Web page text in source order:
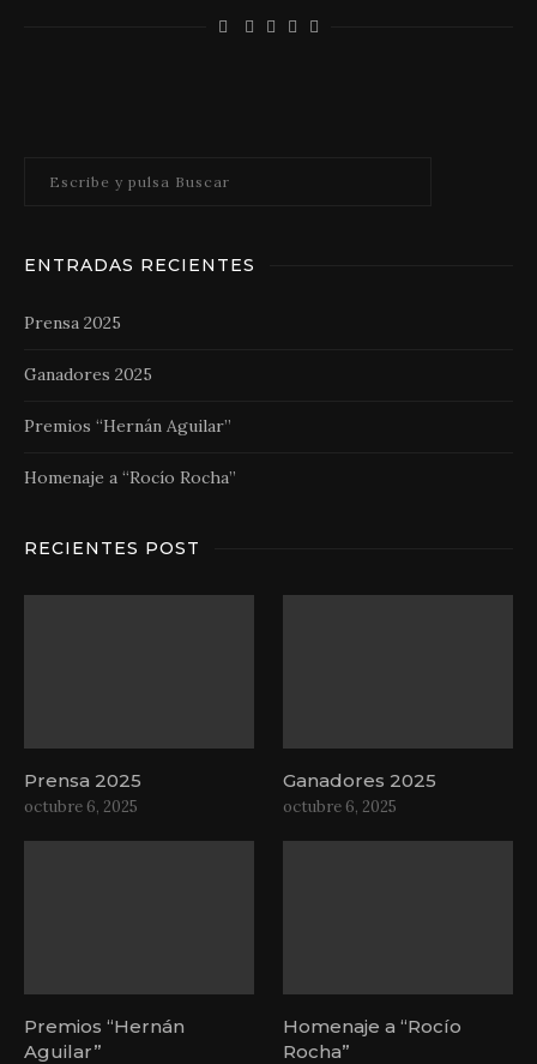
ENTRADAS RECIENTES
Prensa 2025
Ganadores 2025
Premios “Hernán Aguilar”
Homenaje a “Rocío Rocha”
RECIENTES POST
Prensa 2025
octubre 6, 2025
Ganadores 2025
octubre 6, 2025
Premios “Hernán
Aguilar”
Homenaje a “Rocío
Rocha”